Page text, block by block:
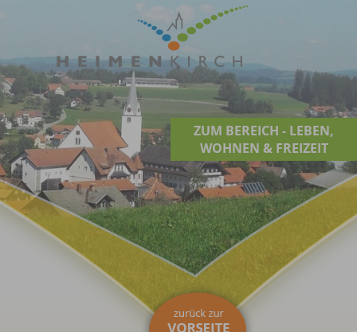
ZUM BEREICH - LEBEN,
WOHNEN & FREIZEIT